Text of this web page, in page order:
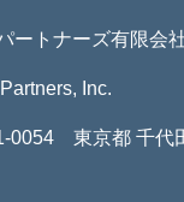
ートナーズ有限会
Inc.
0054 東京都 千代